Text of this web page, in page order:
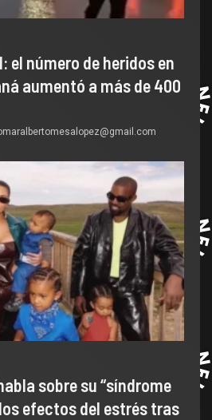
el número de heridos en
aumentó a más de 400
sobre su “síndrome
efectos del estrés tras